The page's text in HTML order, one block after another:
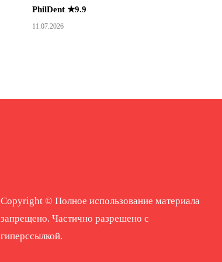
PhilDent ★9.9
11.07.2026
Copyright © Полное использование материала
запрещено. Частично разрешено с
гиперссылкой.